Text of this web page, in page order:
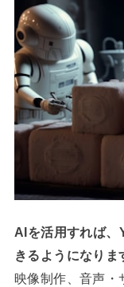
AIを活用すれば
きるようになりま
映像制作、音声・